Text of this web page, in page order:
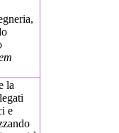
la
e